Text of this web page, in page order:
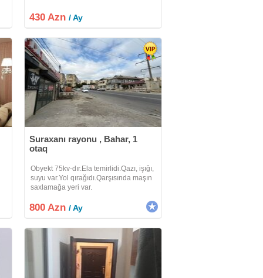
430 Azn/ Ay
Suraxanı rayonu , Bahar, 1
otaq
Obyekt 75kv-dır.Ela temirlidi.Qazı, işığı,
suyu var.Yol qırağıdı.Qarşısında maşın
saxlamağa yeri var.
800 Azn/ Ay